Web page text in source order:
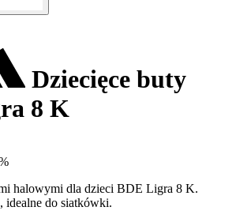
Dziecięce buty
8 K
halowymi dla dzieci BDE Ligra 8 K.
idealne do siatkówki.